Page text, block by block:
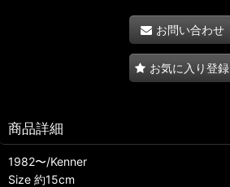
お問い合わせ
お気に入り登録
商品詳細
1982〜/Kenner
Size 約15cm